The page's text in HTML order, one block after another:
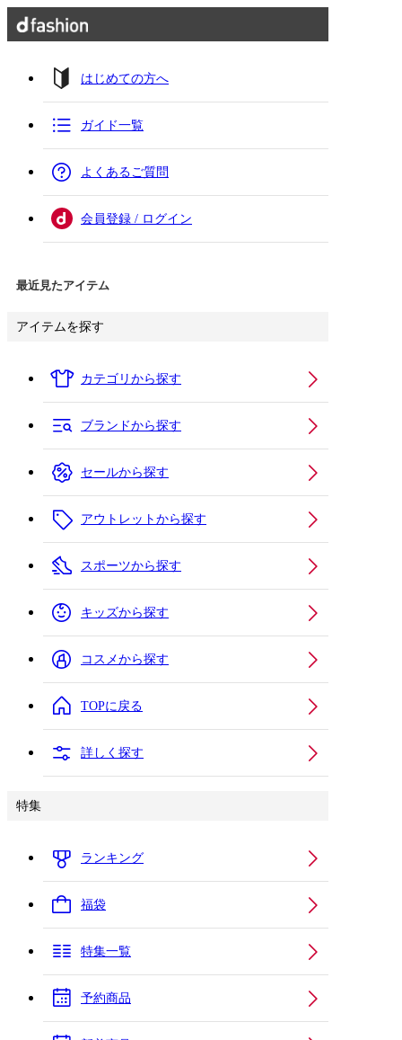
はじめての方へ
ガイド一覧
よくあるご質問
会員登録 / ログイン
最近見たアイテム
アイテムを探す
カテゴリから探す
ブランドから探す
セールから探す
アウトレットから探す
スポーツから探す
キッズから探す
コスメから探す
TOPに戻る
詳しく探す
特集
ランキング
福袋
特集一覧
予約商品